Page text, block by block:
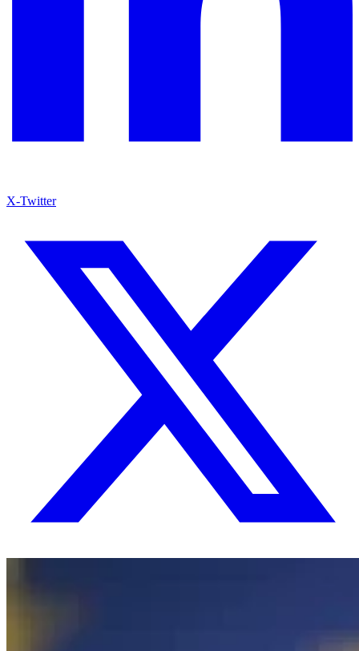
X-Twitter